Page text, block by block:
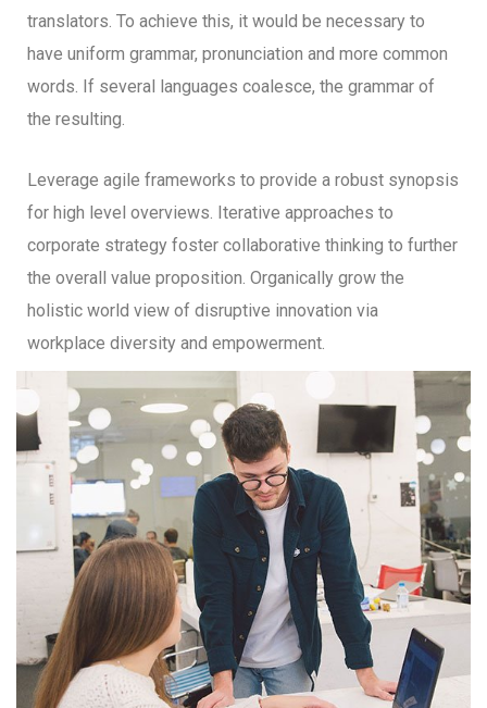
translators. To achieve this, it would be necessary to
have uniform grammar, pronunciation and more common
words. If several languages coalesce, the grammar of
the resulting.
Leverage agile frameworks to provide a robust synopsis
for high level overviews. Iterative approaches to
corporate strategy foster collaborative thinking to further
the overall value proposition. Organically grow the
holistic world view of disruptive innovation via
workplace diversity and empowerment.